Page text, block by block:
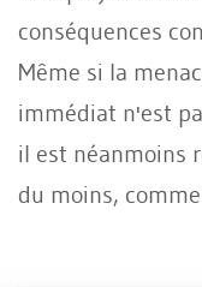
conséquences
Même si la
immédiat n'est
il est néanmoins
du moins,